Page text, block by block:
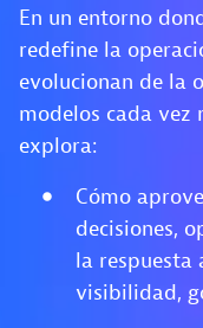
En un entorno
redefine la
evolucionan de la
modelos cada vez
explora:
Cómo
decisiones,
la respuesta
visibilidad,